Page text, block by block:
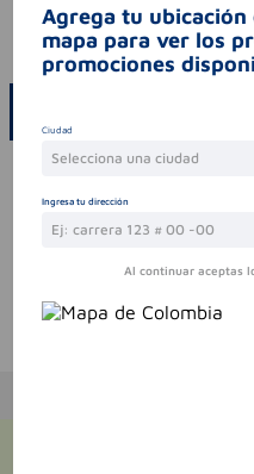
contraindicaciones
codigo invima
Por favor, inicie sesión
Sin comentarios.
Agrega tu ubicación
mapa para ver los
promociones
Ciudad
Selecciona una ciudad
Ingresa tu dirección
Al continuar aceptas